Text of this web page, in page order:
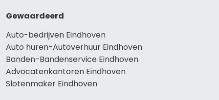
Gewaardeerd
Auto-bedrijven Eindhoven
Auto huren-Autoverhuur Eindhoven
Banden-Bandenservice Eindhoven
Advocatenkantoren Eindhoven
Slotenmaker Eindhoven